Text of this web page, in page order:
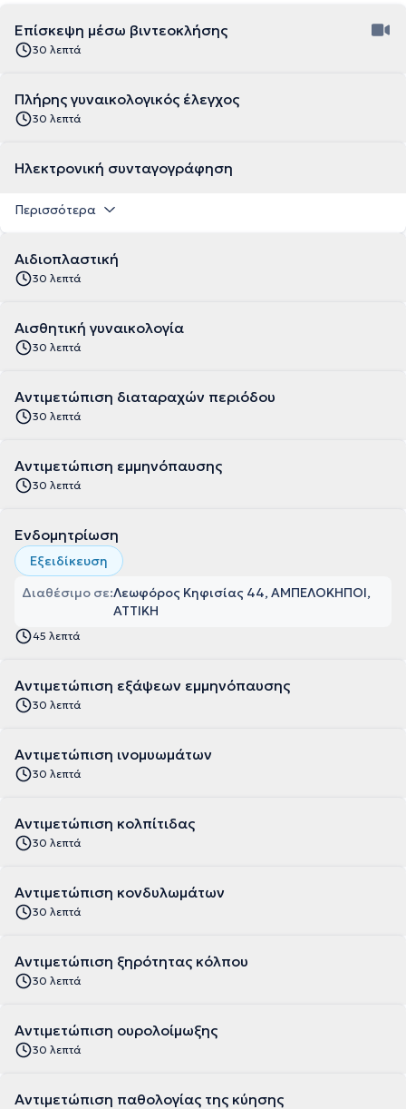
Επίσκεψη μέσω βιντεοκλήσης
30 λεπτά
Πλήρης γυναικολογικός έλεγχος
30 λεπτά
Ηλεκτρονική συνταγογράφηση
Περισσότερα
Αιδιοπλαστική
30 λεπτά
Αισθητική γυναικολογία
30 λεπτά
Αντιμετώπιση διαταραχών περιόδου
30 λεπτά
Αντιμετώπιση εμμηνόπαυσης
30 λεπτά
Ενδομητρίωση
Εξειδίκευση
Διαθέσιμο σε:Λεωφόρος Κηφισίας 44, ΑΜΠΕΛΟΚΗΠΟΙ,
ΑΤΤΙΚΗ
45 λεπτά
Αντιμετώπιση εξάψεων εμμηνόπαυσης
30 λεπτά
Αντιμετώπιση ινομυωμάτων
30 λεπτά
Αντιμετώπιση κολπίτιδας
30 λεπτά
Αντιμετώπιση κονδυλωμάτων
30 λεπτά
Αντιμετώπιση ξηρότητας κόλπου
30 λεπτά
Αντιμετώπιση ουρολοίμωξης
30 λεπτά
Αντιμετώπιση παθολογίας της κύησης